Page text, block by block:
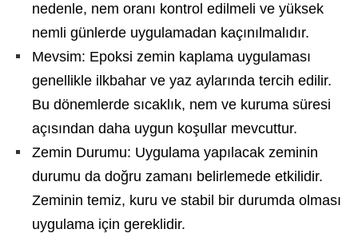
nedenle, nem oranı kontrol edilmeli ve yüksek
nemli günlerde uygulamadan kaçınılmalıdır.
Mevsim: Epoksi zemin kaplama uygulaması
genellikle ilkbahar ve yaz aylarında tercih edilir.
Bu dönemlerde sıcaklık, nem ve kuruma süresi
açısından daha uygun koşullar mevcuttur.
Zemin Durumu: Uygulama yapılacak zeminin
durumu da doğru zamanı belirlemede etkilidir.
Zeminin temiz, kuru ve stabil bir durumda olması
uygulama için gereklidir.